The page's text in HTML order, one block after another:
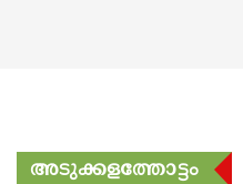
അടുക്കളത്തോട്ടം